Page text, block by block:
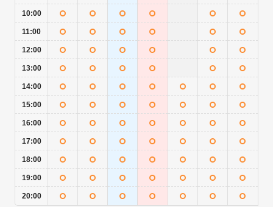
10:00
11:00
12:00
13:00
14:00
15:00
16:00
17:00
18:00
19:00
20:00